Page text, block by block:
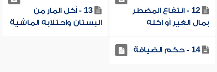
12 - انتفاع المضطر
بمال الغير أو أكله
13 - أكل المار من
البستان واحتلابه الماشية
14 - حكم الضيافة